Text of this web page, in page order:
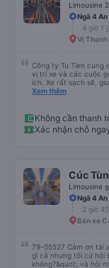
Limousine
Ngã 4
4 giờ 1
Vị Thanh
Công ty Tu Tien cung
vị trí xe và các cuộc
ích. Xe rất sạch sẽ,
và cổng USB được
Xem thêm
Không cần thanh
Xác nhận chỗ
Cúc
Ngã 4
2 giờ
Bến xe
79-05527 Cảm ơn tài
gì cả nhưng tôi cứ hỏi
không?&quot; và hỏi